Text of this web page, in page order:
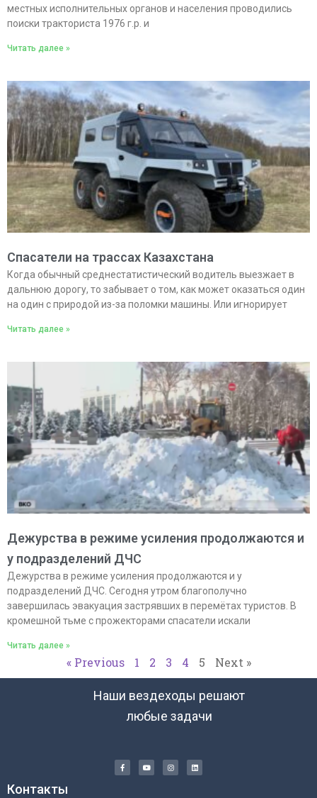
местных исполнительных органов и населения проводились
поиски тракториста 1976 г.р. и
Читать далее »
Спасатели на трассах Казахстана
Когда обычный среднестатистический водитель выезжает в
дальнюю дорогу, то забывает о том, как может оказаться один
на один с природой из-за поломки машины. Или игнорирует
Читать далее »
Дежурства в режиме усиления продолжаются и
у подразделений ДЧС
Дежурства в режиме усиления продолжаются и у
подразделений ДЧС. Сегодня утром благополучно
завершилась эвакуация застрявших в перемётах туристов. В
кромешной тьме с прожекторами спасатели искали
Читать далее »
« Previous 1 2 3 4 5 Next »
Наши вездеходы решают
любые задачи
Контакты